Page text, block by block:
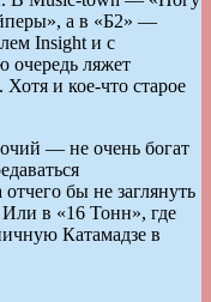
а в «Б2» —
Insight и с
очередь ляжет
и кое-что старое
— не очень богат
бы не заглянуть
в «16 Тонн», где
Катамадзе в